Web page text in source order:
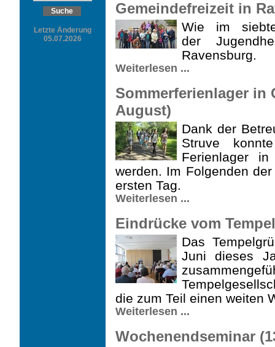
Letzte Änderung
05.07.2026
Gemeindefreizeit in
Wie im
der
Ravensburg.
Weiterlesen ...
Sommerferienlager in
August)
Dank der
Struve
Ferienlager in
werden. Im Folgenden
ersten Tag.
Weiterlesen ...
Eindrücke vom
Das
Juni dieses
die zum Teil einen weiten
Weiterlesen ...
Wochenendseminar